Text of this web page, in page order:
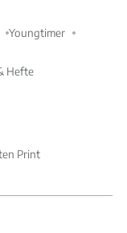
Youngtimer
Hefte
Print